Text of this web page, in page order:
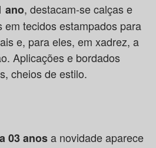
ano, destacam-se calças e
em tecidos estampados para
e, para eles, em xadrez, a
Aplicações e bordados
cheios de estilo.
03 anosa novidade aparece